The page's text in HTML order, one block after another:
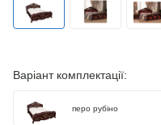
Варіант комплектації:
перо рубіно